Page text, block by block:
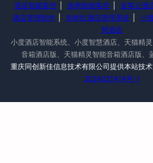
酒店智能客控 涂鸦智能客控 蓝客云酒
酒店管理软件
别样红酒店管理系统 小
慧酒店
小度酒店智能系统、小度智慧酒店、天猫精
音箱酒店版、天猫精灵智能音箱酒店版、
重庆同创新佳信息技术有限公司提供本站技术
2024021414号-1